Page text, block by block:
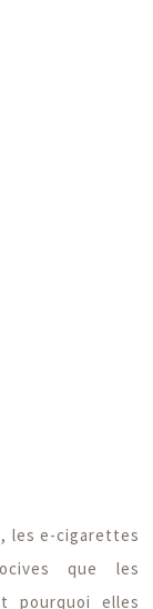
les e-cigarettes
que les
pourquoi elles